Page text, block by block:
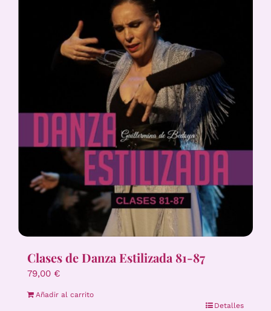
Clases de Danza Estilizada 81-87
79,00 €
Añadir al carrito
Detalles